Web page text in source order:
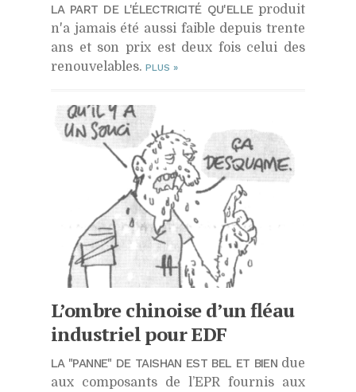
LA PART DE L'ÉLECTRICITÉ QU'ELLEproduit
n'a jamais été aussi faible depuis trente
ans et son prix est deux fois celui des
renouvelables. PLUS »
L’ombre chinoise d’un fléau
industriel pourEDF
LA "PANNE" DE TAISHAN EST BEL ET BIEN due
aux composants de l’EPR fournis aux